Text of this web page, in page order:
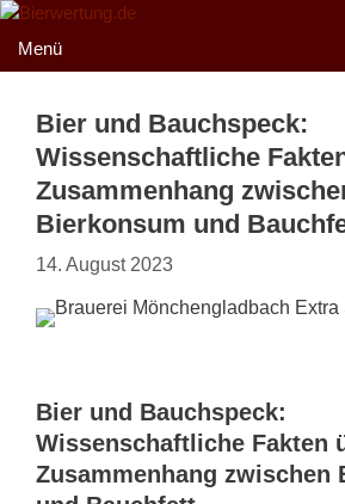
Zum
Inhalt
springen
Menü
Bier und Bauchspeck:
Wissenschaftliche
Zusammenhang
Bierkonsum und
14. August 2023
Bier und Bauchspeck:
Wissenschaftliche Fakten
Zusammenhang zwischen